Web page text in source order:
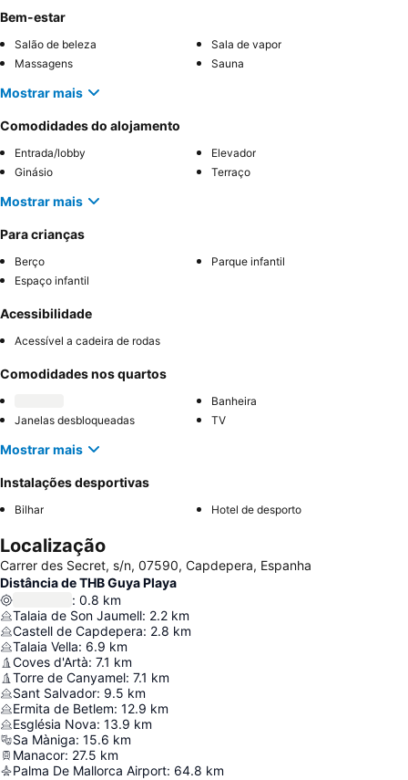
Bem-estar
Salão de beleza
Sala de vapor
Massagens
Sauna
Mostrar mais
Comodidades do alojamento
Entrada/lobby
Elevador
Ginásio
Terraço
Mostrar mais
Para crianças
Berço
Parque infantil
Espaço infantil
Acessibilidade
Acessível a cadeira de rodas
Comodidades nos quartos
Banheira
Janelas desbloqueadas
TV
Mostrar mais
Instalações desportivas
Bilhar Hotel de desporto
Localização
Carrer des Secret, s/n, 07590, Capdepera, Espanha
Distância de THB Guya Playa
: 0.8 km
Talaia de Son Jaumell: 2.2 km
Castell de Capdepera: 2.8 km
Talaia Vella: 6.9 km
Coves d'Artà: 7.1 km
Torre de Canyamel: 7.1 km
Sant Salvador: 9.5 km
Ermita de Betlem: 12.9 km
Església Nova: 13.9 km
Sa Màniga: 15.6 km
Manacor: 27.5 km
Palma De Mallorca Airport: 64.8 km